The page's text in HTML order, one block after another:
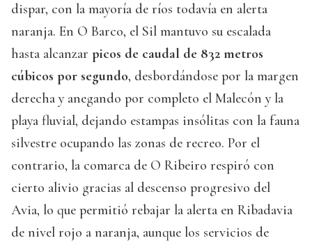
dispar, con la mayoría de ríos todavía en alerta
naranja. En O Barco, el Sil mantuvo su escalada
hasta alcanzar picos de caudal de 832 metros
cúbicos por segundo, desbordándose por la margen
derecha y anegando por completo el Malecón y la
playa fluvial, dejando estampas insólitas con la fauna
silvestre ocupando las zonas de recreo. Por el
contrario, la comarca de O Ribeiro respiró con
cierto alivio gracias al descenso progresivo del
Avia, lo que permitió rebajar la alerta en Ribadavia
de nivel rojo a naranja, aunque los servicios de